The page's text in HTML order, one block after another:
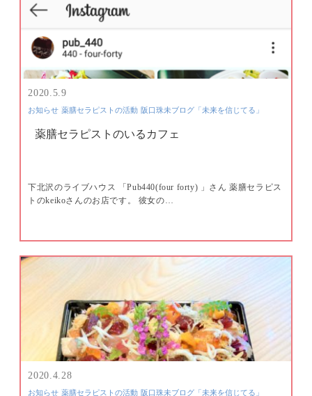
2020.5.9
お知らせ 薬膳セラピストの活動 阪口珠未ブログ「未来を信じてる」
薬膳セラピストのいるカフェ
下北沢のライブハウス 「Pub440(four forty) 」さん 薬膳セラピス
トのkeikoさんのお店です。 彼女の…
2020.4.28
お知らせ 薬膳セラピストの活動 阪口珠未ブログ「未来を信じてる」